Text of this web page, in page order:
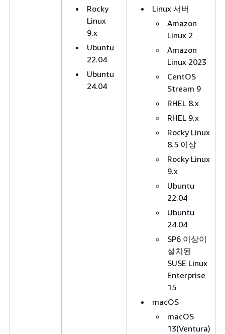
Rocky
Linux
9.x
Ubuntu
22.04
Ubuntu
24.04
Linux 서버
Amazon
Linux 2
Amazon
Linux 2023
CentOS
Stream 9
RHEL 8.x
RHEL 9.x
Rocky Linux
8.5 이상
Rocky Linux
9.x
Ubuntu
22.04
Ubuntu
24.04
SP6 이상이
설치된
SUSE Linux
Enterprise
15
macOS
macOS
13(Ventura)